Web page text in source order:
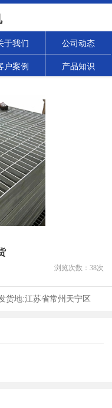
于我们 公司动态
户案例 产品知识
浏览次数： 38次
货地:江苏省常州天宁区